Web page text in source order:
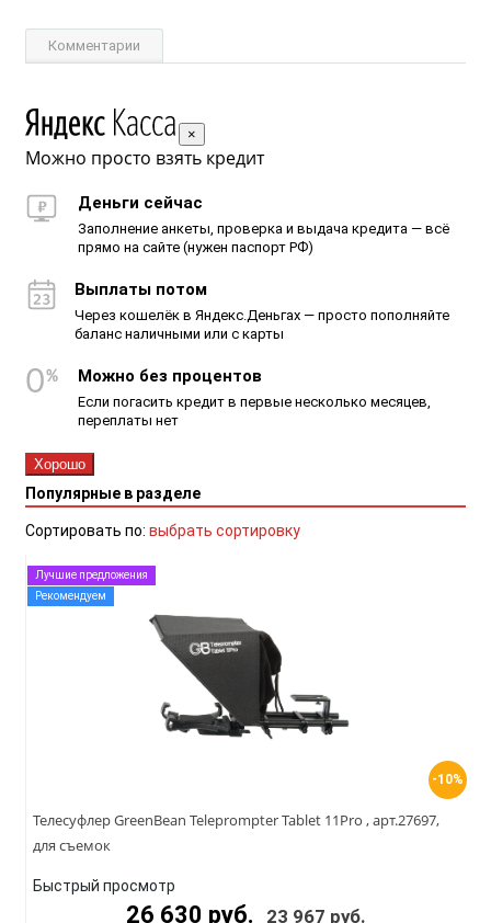
Комментарии
×
Можно просто взять кредит
Деньги сейчас
Заполнение анкеты, проверка и выдача кредита — всё
прямо на сайте (нужен паспорт РФ)
Выплаты потом
Через кошелёк в Яндекс.Деньгах — просто пополняйте
баланс наличными или с карты
Можно без процентов
Если погасить кредит в первые несколько месяцев,
переплаты нет
Хорошо
Популярные в разделе
Сортировать по: выбрать сортировку
-10%
Лучшие предложения
Рекомендуем
Телесуфлер GreenBean Teleprompter Tablet 11Pro , арт.27697,
для съемок
Быстрый просмотр
26 630 руб. 23 967 руб.